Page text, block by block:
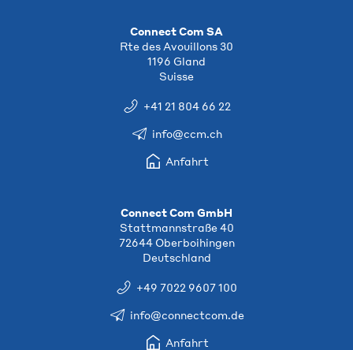
Connect Com SA
Rte des Avouillons 30
1196 Gland
Suisse
+41 21 804 66 22
info@ccm.ch
Anfahrt
Connect Com GmbH
Stattmannstraße 40
72644 Oberboihingen
Deutschland
+49 7022 9607 100
info@connectcom.de
Anfahrt